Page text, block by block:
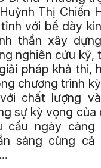
Thị Chiến
với bề dày
thần xây
nghiên cứu kỹ,
pháp khả thi,
chương trình
chất lượng
sự kỳ vọng của
cầu ngày càng
sàng cùng